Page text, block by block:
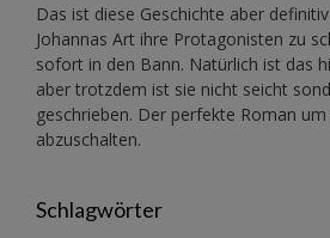
Das ist diese Geschichte aber
Johannas Art ihre Protagonisten zu
sofort in den Bann. Natürlich ist das
aber trotzdem ist sie nicht seicht
geschrieben. Der perfekte Roman
abzuschalten.
Schlagwörter